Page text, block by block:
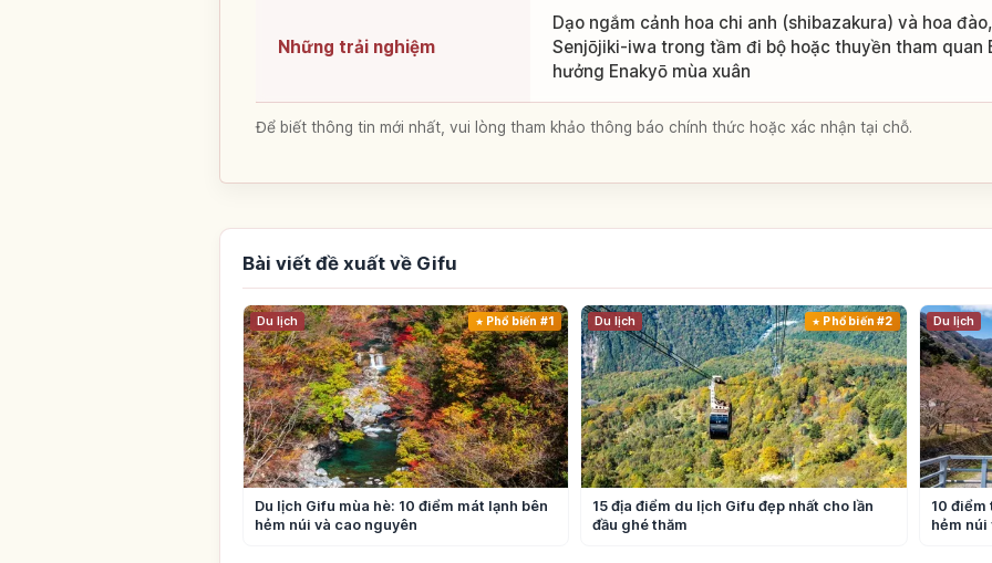
Những trải nghiệm
Dạo ngắm cảnh hoa chi anh (shibazakura) và hoa
Senjōjiki-iwa trong tầm đi bộ hoặc thuyền tham quan
hưởng Enakyō mùa xuân
Để biết thông tin mới nhất, vui lòng tham khảo thông báo chính thức hoặc xác nhận tại chỗ.
Bài viết đề xuất về Gifu
Du lịch Phổ biến #1
Du lịch Gifu mùa hè: 10 điểm mát lạnh bên
hẻm núi và cao nguyên
Du lịch Phổ biến #2
15 địa điểm du lịch Gifu đẹp nhất cho lần
đầu ghé thăm
Du lịch
10 điểm
hẻm núi